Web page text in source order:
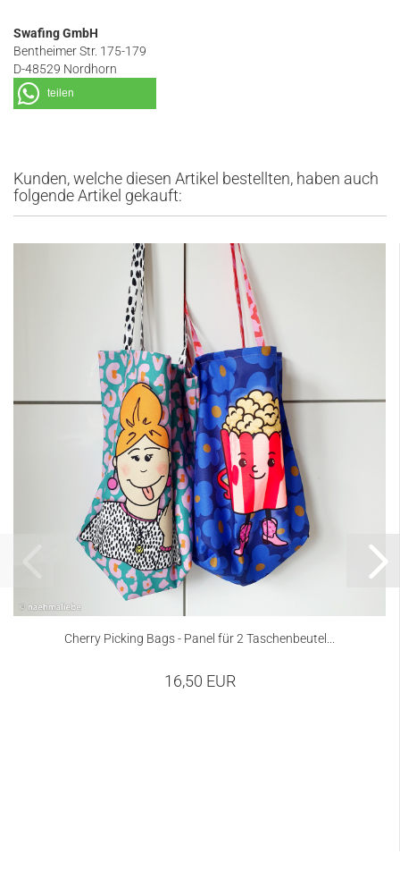
Swafing GmbH
Bentheimer Str. 175-179
D-48529 Nordhorn
teilen
Kunden, welche diesen Artikel bestellten, haben auch
folgende Artikel gekauft:
Cherry Picking Bags - Panel für 2 Taschenbeutel...
16,50 EUR